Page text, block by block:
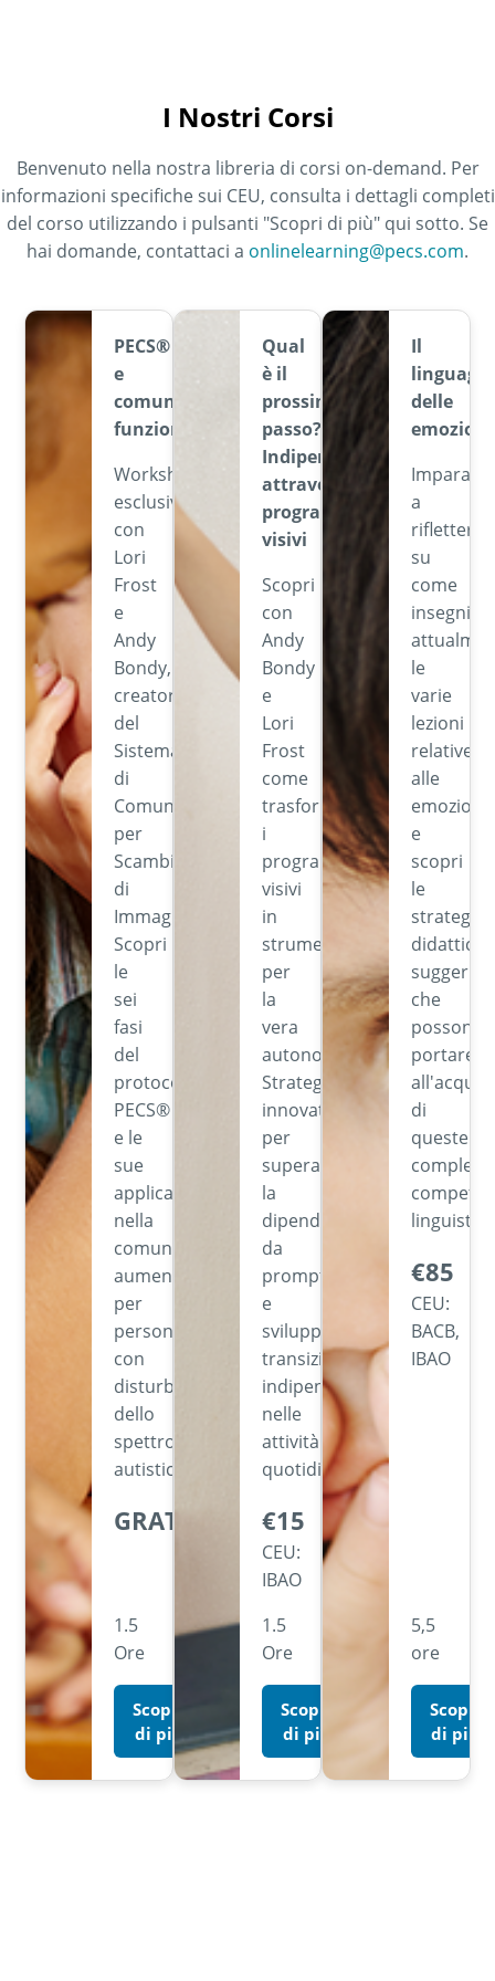
I Nostri Corsi
Benvenuto nella nostra libreria di corsi on-demand. Per
informazioni specifiche sui CEU, consulta i dettagli completi
del corso utilizzando i pulsanti "Scopri di più" qui sotto. Se
hai domande, contattaci a onlinelearning@pecs.com.
PECS®
e
comunicazione
funzionale
Workshop
esclusivo
con
Lori
Frost
e
Andy
Bondy,
creatori
del
Sistema
di
Comunicazione
per
Scambio
di
Immagini.
Scopri
le
sei
fasi
del
protocollo
PECS®
e le
sue
applicazioni
nella
comunicazione
aumentativa
per
persone
con
disturbi
dello
spettro
autistico.
GRATUITO
1.5
Ore
Scopri
di più
Qual
è il
prossimo
passo?
Indipendenza
attraverso
programmi
visivi
Scopri
con
Andy
Bondy
e
Lori
Frost
come
trasformare
i
programmi
visivi
in
strumenti
per
la
vera
autonomia.
Strategie
innovative
per
superare
la
dipendenza
da
prompt
e
sviluppare
transizioni
indipendenti
nelle
attività
quotidiane.
€15
CEU:
IBAO
1.5
Ore
Scopri
di più
Il
delle
emozioni
Impara
a
riflettere
su
come
insegni
le
varie
lezioni
relative
alle
emozioni
e
scopri
le
strategie
didattiche
suggerite
che
possono
portare
di
queste
€85
CEU:
BACB,
IBAO
5,5
ore
Scopri
di più